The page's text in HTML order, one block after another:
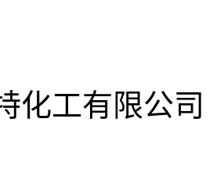
化工有限公司